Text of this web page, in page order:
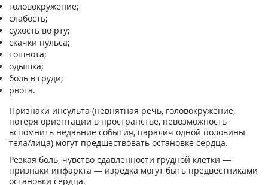
головокружение;
слабость;
сухость во рту;
скачки пульса;
тошнота;
одышка;
боль в груди;
рвота.
Признаки инсульта (невнятная речь, головокружение,
потеря ориентации в пространстве, невозможность
вспомнить недавние события, паралич одной половины
тела/лица) могут предшествовать остановке сердца.
Резкая боль, чувство сдавленности грудной клетки —
признаки инфаркта — изредка могут быть предвестниками
остановки сердца.